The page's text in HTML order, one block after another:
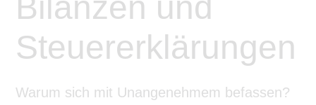
Steuererklärungen
Warum sich mit Unangenehmem befassen?